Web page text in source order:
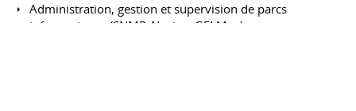
Administration, gestion et supervision de parcs
informatiques (SNMP, Nagios, GFI Max)